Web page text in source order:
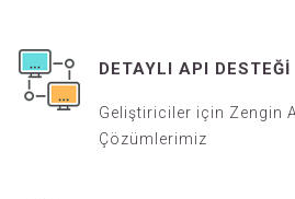
DETAYLI API DESTEĞI
Geliştiriciler için Zengin
Çözümlerimiz